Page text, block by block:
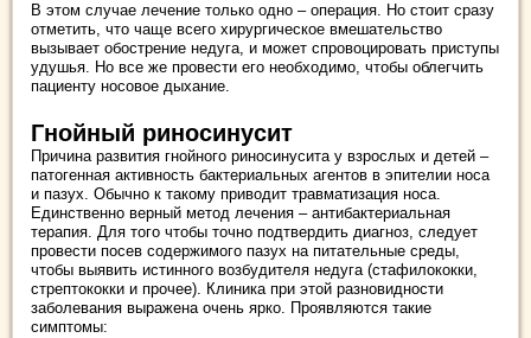
В этом случае лечение только одно – операция. Но стоит сразу
отметить, что чаще всего хирургическое вмешательство
вызывает обострение недуга, и может спровоцировать приступы
удушья. Но все же провести его необходимо, чтобы облегчить
пациенту носовое дыхание.
Гнойный риносинусит
Причина развития гнойного риносинусита у взрослых и детей –
патогенная активность бактериальных агентов в эпителии носа
и пазух. Обычно к такому приводит травматизация носа.
Единственно верный метод лечения – антибактериальная
терапия. Для того чтобы точно подтвердить диагноз, следует
провести посев содержимого пазух на питательные среды,
чтобы выявить истинного возбудителя недуга (стафилококки,
стрептококки и прочее). Клиника при этой разновидности
заболевания выражена очень ярко. Проявляются такие
симптомы: